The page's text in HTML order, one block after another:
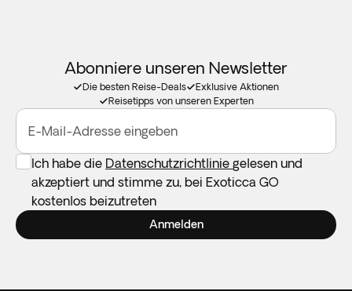
Abonniere unseren Newsletter
Die besten Reise-Deals
Exklusive Aktionen
Reisetipps von unseren Experten
E-Mail-Adresse eingeben
Ich habe die Datenschutzrichtlinie gelesen und
akzeptiert und stimme zu, bei Exoticca GO
kostenlos beizutreten
Anmelden